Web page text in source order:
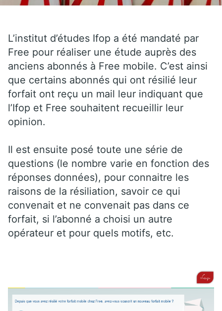
L’institut d’études Ifop a été mandaté par
Free pour réaliser une étude auprès des
anciens abonnés à Free mobile. C’est ainsi
que certains abonnés qui ont résilié leur
forfait ont reçu un mail leur indiquant que
l’Ifop et Free souhaitent recueillir leur
opinion.
Il est ensuite posé toute une série de
questions (le nombre varie en fonction des
réponses données), pour connaitre les
raisons de la résiliation, savoir ce qui
convenait et ne convenait pas dans ce
forfait, si l’abonné a choisi un autre
opérateur et pour quels motifs, etc.